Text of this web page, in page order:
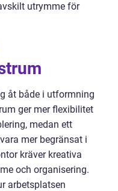
utrymme för
åt både i utformning
ger mer flexibilitet
medan ett
mer begränsat i
kräver kreativa
och organisering.
arbetsplatsen